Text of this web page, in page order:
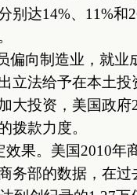
别达14%、11%和
向制造业，就业
立法给予在本土
大投资，美国政
拨款力度。
果。美国2010年
务部的数据，在